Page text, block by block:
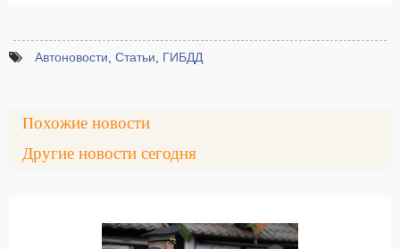
Автоновости Статьи ГИБДД
Похожие новости
Другие новости сегодня